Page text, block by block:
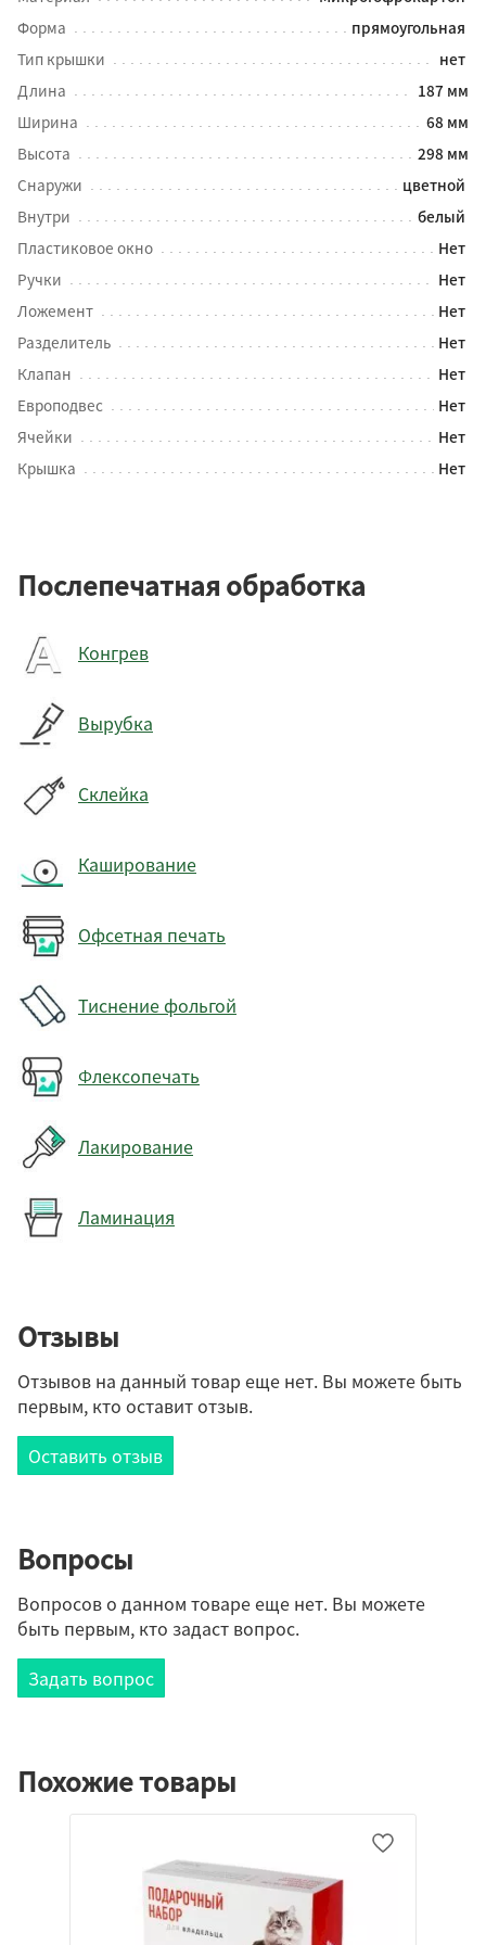
Форма
прямоугольная
Тип крышки
нет
Длина
187 мм
Ширина
68 мм
Высота
298 мм
Снаружи
цветной
Внутри
белый
Пластиковое окно
Нет
Ручки
Нет
Ложемент
Нет
Разделитель
Нет
Клапан
Нет
Европодвес
Нет
Ячейки
Нет
Крышка
Нет
Послепечатная обработка
Конгрев
Вырубка
Склейка
Каширование
Офсетная печать
Тиснение фольгой
Флексопечать
Лакирование
Ламинация
Отзывы
Отзывов на данный товар еще нет. Вы можете быть
первым, кто оставит отзыв.
Оставить отзыв
Вопросы
Вопросов о данном товаре еще нет. Вы можете
быть первым, кто задаст вопрос.
Задать вопрос
Похожие товары